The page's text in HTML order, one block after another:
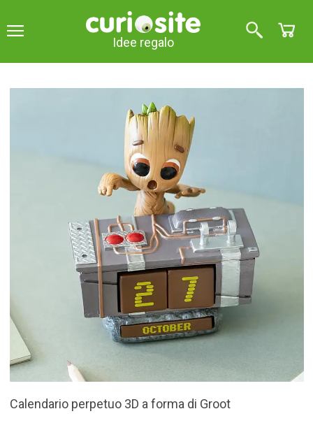
Idee regalo
3D a forma di Groot Realizzato in resina